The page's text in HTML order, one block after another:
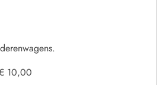
10,00